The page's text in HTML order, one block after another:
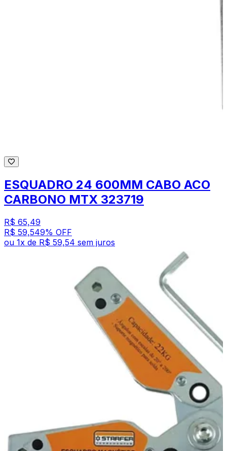
ESQUADRO 24 600MM CABO ACO
CARBONO MTX 323719
R$ 65,49
R$ 59,549% OFF
ou 1x de R$ 59,54 sem juros